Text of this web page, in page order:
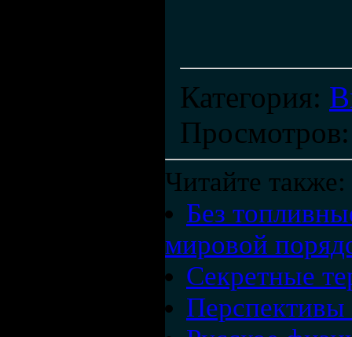
Категория:
Просмотров
Читайте также:
Без
мировой
Секретные